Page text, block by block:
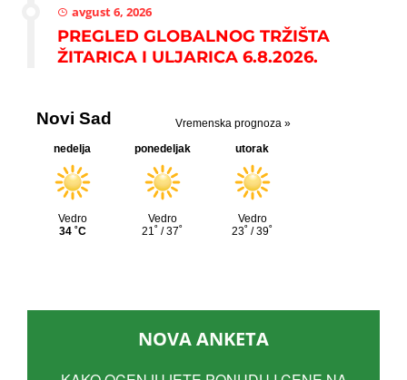
avgust 6, 2026
PREGLED GLOBALNOG TRŽIŠTA
ŽITARICA I ULJARICA 6.8.2026.
NOVA ANKETA